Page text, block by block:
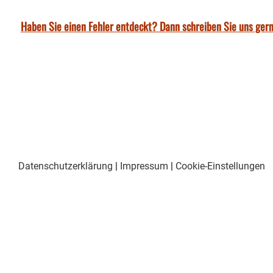
Haben Sie einen Fehler entdeckt? Dann schreiben Sie uns
Datenschutzerklärung | Impressum | Cookie-Einstellungen